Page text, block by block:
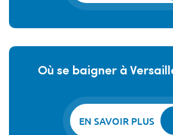
Où se baigner à
EN SAVOIR PLUS